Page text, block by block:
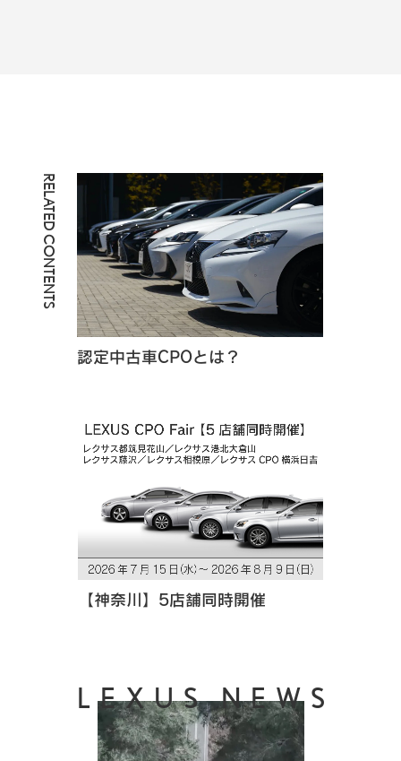
RELATED CONTENTS
認定中古車CPOとは？
【神奈川】5店舗同時開催
LEXUS NEWS